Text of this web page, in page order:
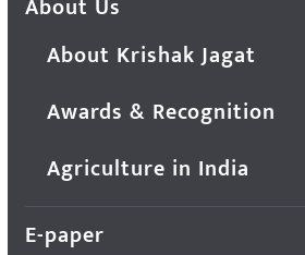
About Us
About Krishak Jagat
Awards & Recognition
Agriculture in India
E-paper